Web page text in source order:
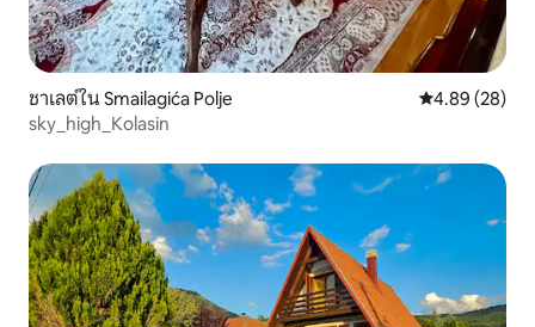
ชาเลต์ใน Smailagića Polje คะแนนเฉลี่ย
4.89 (28)
sky_high_Kolasin